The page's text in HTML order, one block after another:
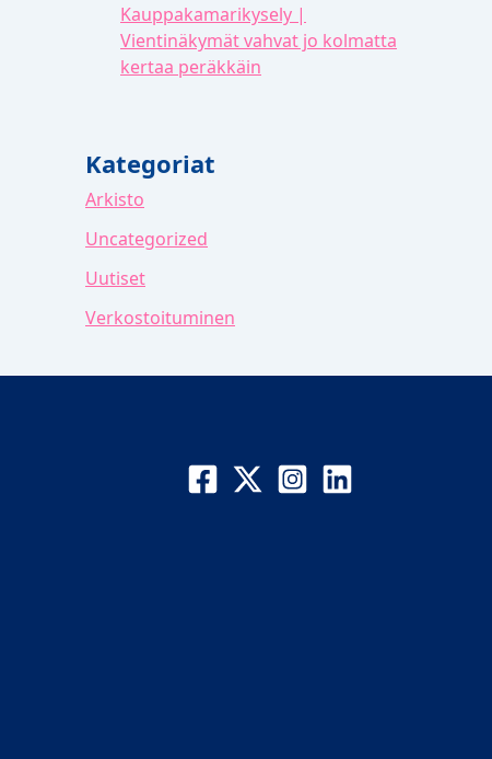
Kauppakamarikysely |
Vientinäkymät vahvat jo kolmatta
kertaa peräkkäin
Kategoriat
Arkisto
Uncategorized
Uutiset
Verkostoituminen